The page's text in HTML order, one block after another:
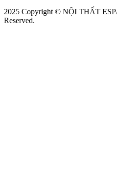
2025 Copyright © NỘI THẤT
Reserved.